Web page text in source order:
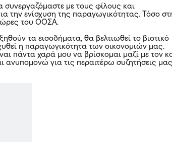
με τους φίλους και
την ενίσχυση της παραγωγικότητας. Τόσο
του ΟΟΣΑ.
τα εισοδήματα, θα βελτιωθεί το βιοτικό
η παραγωγικότητα των οικονομιών μας.
πάντα χαρά μου να βρίσκομαι μαζί με τον
ανυπομονώ για τις περαιτέρω συζητήσεις